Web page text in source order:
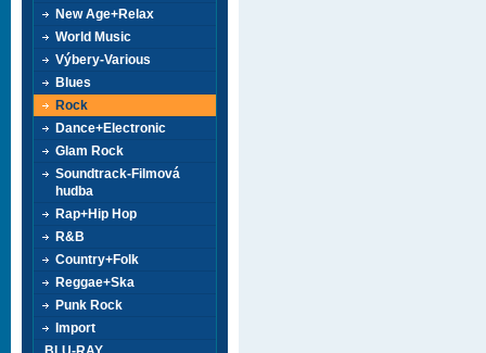
New Age+Relax
World Music
Výbery-Various
Blues
Rock
Dance+Electronic
Glam Rock
Soundtrack-Filmová
hudba
Rap+Hip Hop
R&B
Country+Folk
Reggae+Ska
Punk Rock
Import